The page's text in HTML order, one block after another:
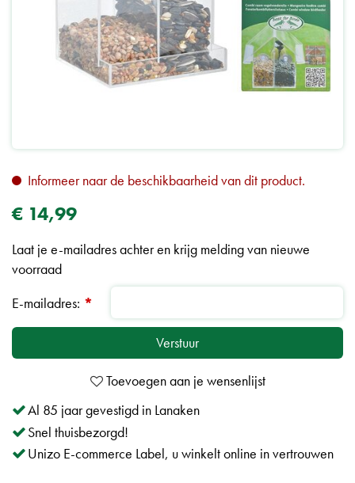
Informeer naar de beschikbaarheid van dit product.
€ 14,99
Laat je e-mailadres achter en krijg melding van nieuwe
voorraad
E-mailadres: *
Al 85 jaar gevestigd in Lanaken
Snel thuisbezorgd!
Unizo E-commerce Label, u winkelt online in vertrouwen